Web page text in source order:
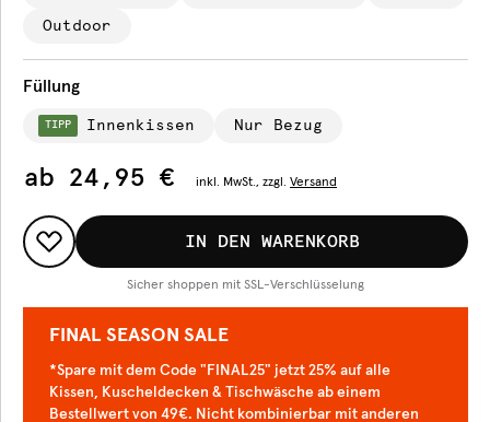
Outdoor
Füllung
TIPP Innenkissen Nur Bezug
ab 24,95 € inkl. MwSt., zzgl. Versand
IN DEN WARENKORB
Sicher shoppen mit SSL-Verschlüsselung
FINAL SEASON SALE
*Spare mit dem Code "FINAL25" jetzt 25% auf alle
Kissen, Kuscheldecken & Tischwäsche ab einem
Bestellwert von 49€. Nicht kombinierbar mit anderen